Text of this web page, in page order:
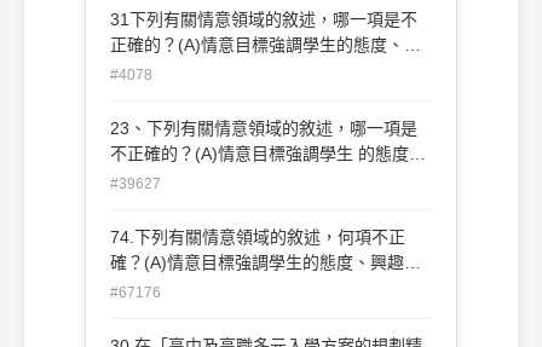
31下列有關情意領域的敘述，哪一項是不
正確的？(A)情意目標強調學生的態度、興
趣、價值信念等的學習；(B)「接受」層次
標，最高層次是「創造」；(D)情意領域目
標的評鑑，要選擇適用的評鑑工具。
#4078
23、下列有關情意領域的敘述，哪一項是
不正確的？(A)情意目標強調學生 的態度、
興趣、價值信念等的學習；(B)「接受」層
標，最高層次是「創造」；(D)情意領域目
標的評鑑，要選擇適用的評鑑工具。
#39627
74.下列有關情意領域的敘述，何項不正
確？(A)情意目標強調學生的態度、興趣、
價值信念等的學習(B)「接受」層次屬於情
次是「創造」(D)情意領域目標的評鑑，要
#67176